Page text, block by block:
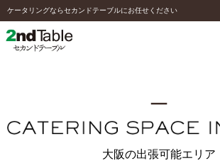
ケータリングならセカンドテーブルにお任せください
大阪の出張可能エリア